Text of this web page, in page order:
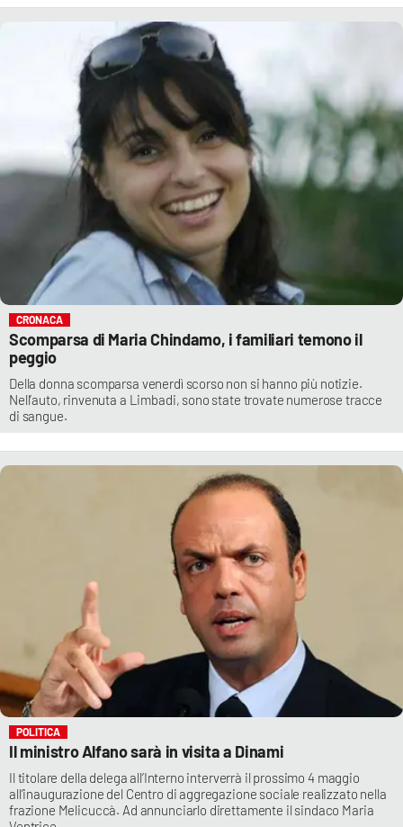
CRONACA
Scomparsa di Maria Chindamo, i familiari temono il
peggio
Della donna scomparsa venerdì scorso non si hanno più notizie.
Nell’auto, rinvenuta a Limbadi, sono state trovate numerose tracce
di sangue.
POLITICA
Il ministro Alfano sarà in visita a Dinami
Il titolare della delega all’Interno interverrà il prossimo 4 maggio
all’inaugurazione del Centro di aggregazione sociale realizzato nella
frazione Melicuccà. Ad annunciarlo direttamente il sindaco Maria